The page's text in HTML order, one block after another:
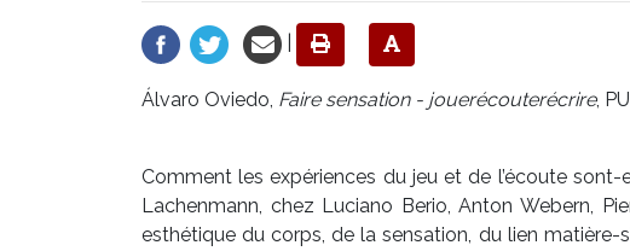
Álvaro Oviedo, Faire sensation - jouerécouterécrire,
Comment les expériences du jeu et de l’écoute
Lachenmann, chez Luciano Berio, Anton Webern,
esthétique du corps, de la sensation, du lien